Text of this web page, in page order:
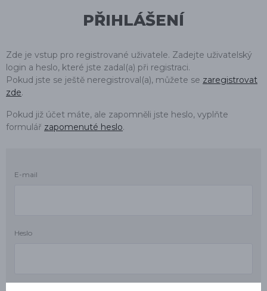
PŘIHLÁŠENÍ
Zde je vstup pro registrované uživatele. Zadejte uživatelský
login a heslo, které jste zadal(a) při registraci.
Pokud jste se ještě neregistroval(a), můžete se zaregistrovat
zde.
Pokud již účet máte, ale zapomněli jste heslo, vyplňte
formulář zapomenuté heslo.
E-mail
Heslo